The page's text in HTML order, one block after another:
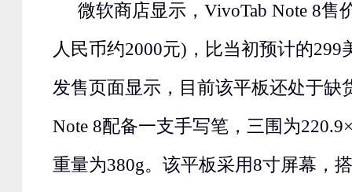
微软商店显示，VivoTab Note 8售
人民币约2000元)，比当初预计的299
发售页面显示，目前该平板还处于缺
Note 8配备一支手写笔，三围为
重量为380g。该平板采用8寸屏幕，